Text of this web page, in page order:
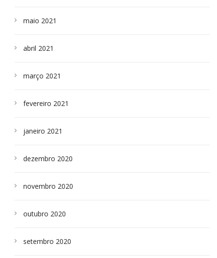
maio 2021
abril 2021
março 2021
fevereiro 2021
janeiro 2021
dezembro 2020
novembro 2020
outubro 2020
setembro 2020